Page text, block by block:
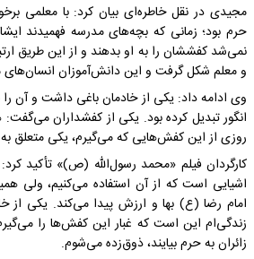
مجیدی در نقل خاطره‌ای بیان کرد: با معلمی
حرم بود؛ زمانی که بچه‌های مدرسه فهمیدند
نمی‌شد کفششان را به او بدهند و از این طریق
و معلم شکل گرفت و این دانش‌آموزان
وی ادامه داد: یکی از خادمان باغی داشت و آن
انگور تبدیل کرده بود. یکی از کفشداران
روزی از این کفش‌هایی که می‌گیرم، یکی متعلق
کارگردان فیلم «محمد رسول‌الله (ص)» تأکید
اشیایی است که از آن استفاده می‌کنیم،
امام رضا (ع) بها و ارزش پیدا می‌کند. یکی از
زندگی‌ام این است که غبار این کفش‌ها را
زائران به حرم بیایند، ذوق‌زده می‌شوم.